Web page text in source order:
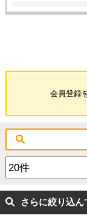
会員登録
さらに絞り込ん